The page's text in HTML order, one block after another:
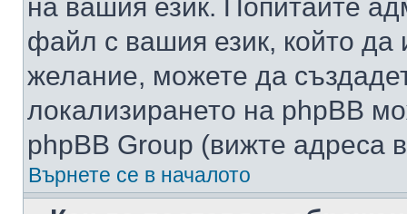
на вашия език. Попитайте
файл с вашия език, който да
желание, можете да
локализирането на phpBB
phpBB Group (вижте адреса
Върнете се в началото